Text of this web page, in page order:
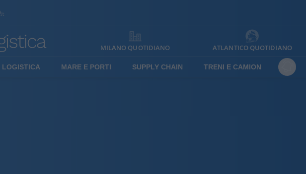
MILANO QUOTIDIANO ATLANTICO QUOTIDIANO
LOGISTICA MARE E PORTI SUPPLY CHAIN TRENI E CAMION